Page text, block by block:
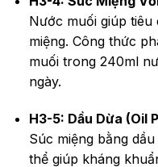
Nước muối giúp
miệng. Công thức
muối trong 240ml
ngày.
H3-5: Dầu Dừa (Oil
Súc miệng bằng
thể giúp kháng